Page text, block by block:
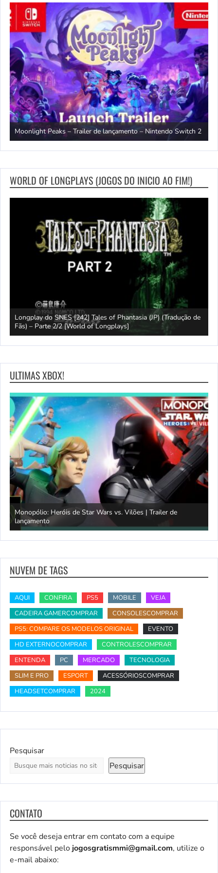
Moonlight Peaks – Trailer de lançamento – Nintendo Switch 2
WORLD OF LONGPLAYS (JOGOS DO INICIO AO FIM!)
Longplay do SNES [242] Tales of Phantasia (JP) (Tradução de
Fãs) – Parte 2/2 [World of Longplays]
ULTIMAS XBOX!
Monopólio: Heróis de Star Wars vs. Vilões | Trailer de
lançamento
NUVEM DE TAGS
AQUI CONFIRA PS5 MOBILE
VEJA
CADEIRA GAMERCOMPRAR
CONSOLESCOMPRAR
PS5: COMPARE OS MODELOS ORIGINAL
EVENTO
HD EXTERNOCOMPRAR
CONTROLESCOMPRAR
ENTENDA
PC MERCADO
TECNOLOGIA
SLIM E PRO
ESPORT
ACESSÓRIOSCOMPRAR
HEADSETCOMPRAR
2024
Pesquisar
Pesquisar
CONTATO
Se você deseja entrar em contato com a equipe
responsável pelojogosgratismmi@gmail.com, utilize o
e-mail abaixo: